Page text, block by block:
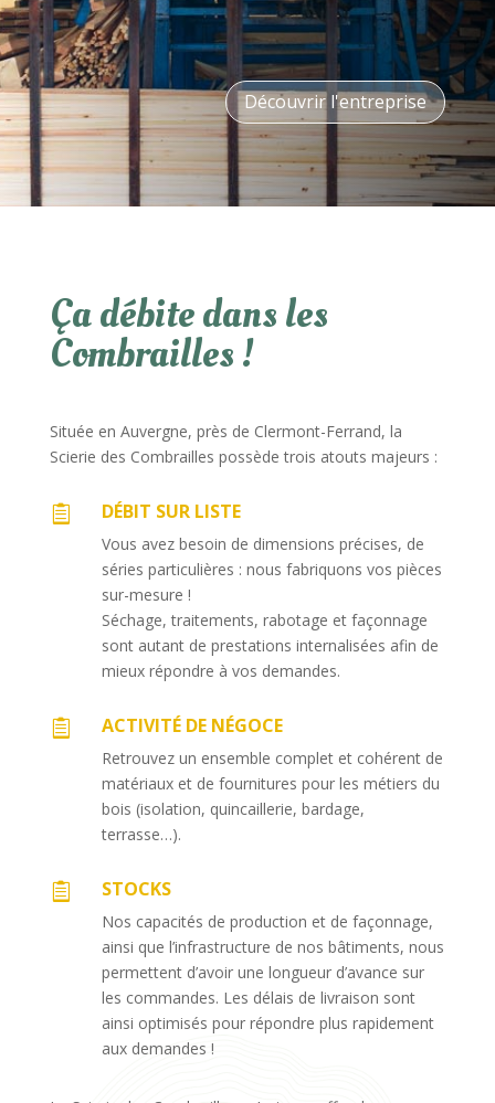
Découvrir l'entreprise
Ça débite dans les
Combrailles !
Située en Auvergne, près de Clermont-Ferrand, la
Scierie des Combrailles possède trois atouts majeurs :
 DÉBIT SUR LISTE
Vous avez besoin de dimensions précises, de
séries particulières : nous fabriquons vos pièces
sur-mesure !
Séchage, traitements, rabotage et façonnage
sont autant de prestations internalisées afin de
mieux répondre à vos demandes.
 ACTIVITÉ DE NÉGOCE
Retrouvez un ensemble complet et cohérent de
matériaux et de fournitures pour les métiers du
bois (isolation, quincaillerie, bardage,
terrasse…).
 STOCKS
Nos capacités de production et de façonnage,
ainsi que l’infrastructure de nos bâtiments, nous
permettent d’avoir une longueur d’avance sur
les commandes. Les délais de livraison sont
ainsi optimisés pour répondre plus rapidement
aux demandes !